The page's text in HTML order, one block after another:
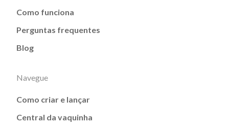
Como funciona
Perguntas frequentes
Blog
Navegue
Como criar e lançar
Central da vaquinha